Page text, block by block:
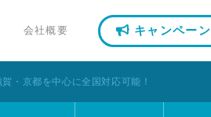
キャンペーン
会社概要
・京都を中心に全国対応可能！